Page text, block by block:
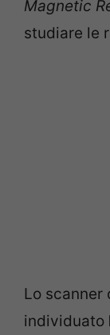
Magnetic
studiare le
Lo scanner
individuato